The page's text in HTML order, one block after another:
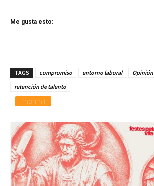
Me gusta esto:
TAGS compromiso entorno laboral
Opinión
retención de talento
Imprimir